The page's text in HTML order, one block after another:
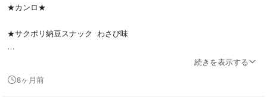
★カンロ★
★サクポリ納豆スナック わさび味
賞味期限:2026.06.05
続きを表示する
8ヶ月前